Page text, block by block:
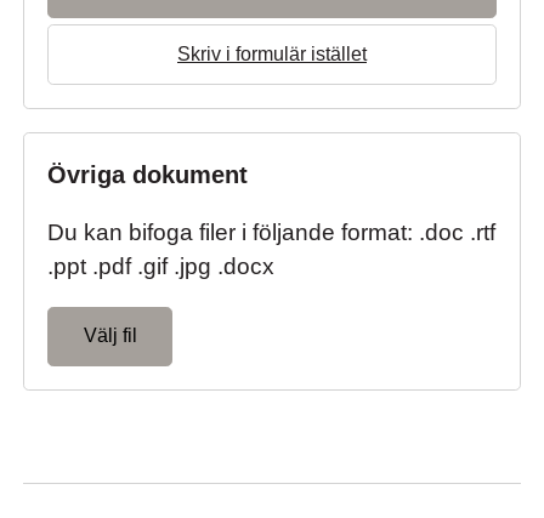
Skriv i formulär istället
Övriga dokument
Du kan bifoga filer i följande format: .doc .rtf
.ppt .pdf .gif .jpg .docx
Välj fil